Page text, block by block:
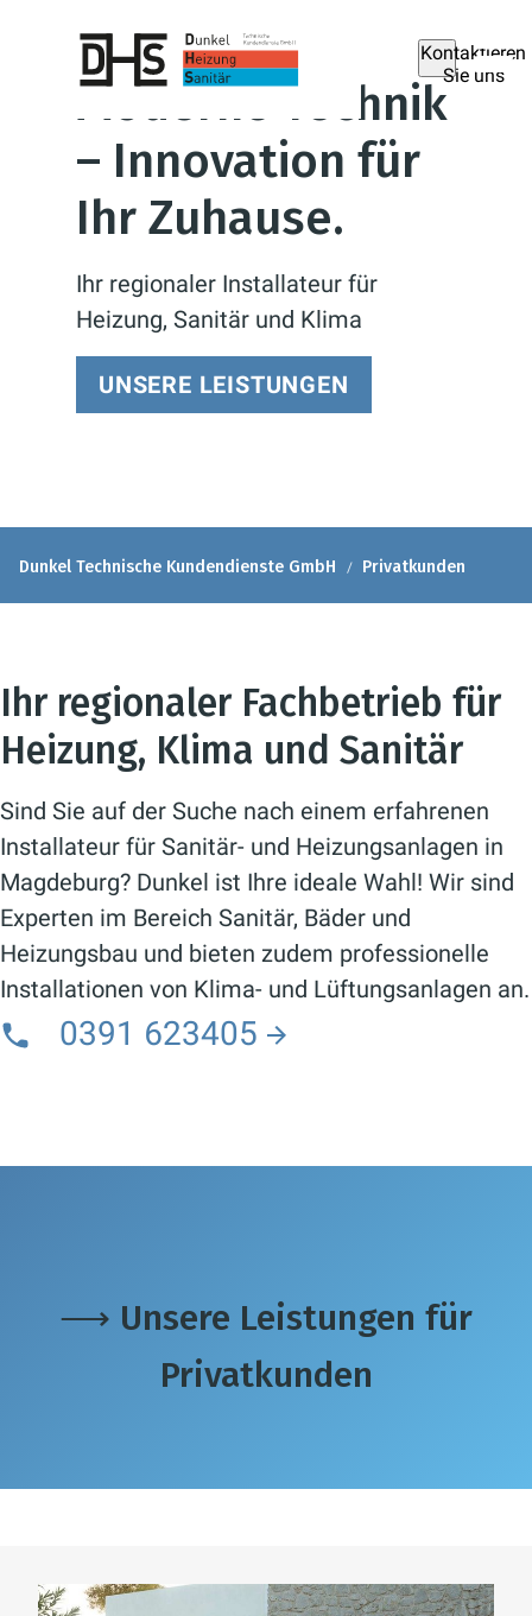
Kontaktieren
Sie uns
Moderne Technik
– Innovation für
Ihr Zuhause.
Ihr regionaler Installateur für
Heizung, Sanitär und Klima
UNSERE LEISTUNGEN
Dunkel Technische Kundendienste GmbH Privatkunden
Ihr regionaler Fachbetrieb für
Heizung, Klima und Sanitär
Sind Sie auf der Suche nach einem erfahrenen
Installateur für Sanitär- und Heizungsanlagen in
Magdeburg? Dunkel ist Ihre ideale Wahl! Wir sind
Experten im Bereich Sanitär, Bäder und
Heizungsbau und bieten zudem professionelle
Installationen von Klima- und Lüftungsanlagen an.
0391 623405
⟶ Unsere Leistungen für
Privatkunden